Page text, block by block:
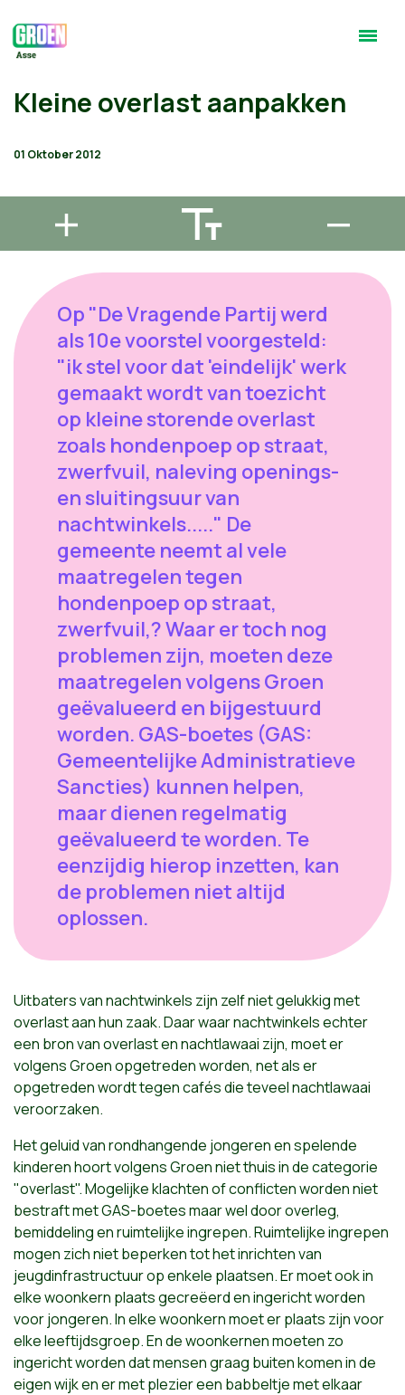
Kleine overlast aanpakken
01 Oktober 2012
Op "De Vragende Partij werd
als 10e voorstel voorgesteld:
"ik stel voor dat 'eindelijk' werk
gemaakt wordt van toezicht
op kleine storende overlast
zoals hondenpoep op straat,
zwerfvuil, naleving openings-
en sluitingsuur van
nachtwinkels....." De
gemeente neemt al vele
maatregelen tegen
hondenpoep op straat,
zwerfvuil,? Waar er toch nog
problemen zijn, moeten deze
maatregelen volgens Groen
geëvalueerd en bijgestuurd
worden. GAS-boetes (GAS:
Gemeentelijke Administratieve
Sancties) kunnen helpen,
maar dienen regelmatig
geëvalueerd te worden. Te
eenzijdig hierop inzetten, kan
de problemen niet altijd
oplossen.
Uitbaters van nachtwinkels zijn zelf niet gelukkig met
overlast aan hun zaak. Daar waar nachtwinkels echter
een bron van overlast en nachtlawaai zijn, moet er
volgens Groen opgetreden worden, net als er
opgetreden wordt tegen cafés die teveel nachtlawaai
veroorzaken.
Het geluid van rondhangende jongeren en spelende
kinderen hoort volgens Groen niet thuis in de categorie
"overlast". Mogelijke klachten of conflicten worden niet
bestraft met GAS-boetes maar wel door overleg,
bemiddeling en ruimtelijke ingrepen. Ruimtelijke ingrepen
mogen zich niet beperken tot het inrichten van
jeugdinfrastructuur op enkele plaatsen. Er moet ook in
elke woonkern plaats gecreëerd en ingericht worden
voor jongeren. In elke woonkern moet er plaats zijn voor
elke leeftijdsgroep. En de woonkernen moeten zo
ingericht worden dat mensen graag buiten komen in de
eigen wijk en er met plezier een babbeltje met elkaar